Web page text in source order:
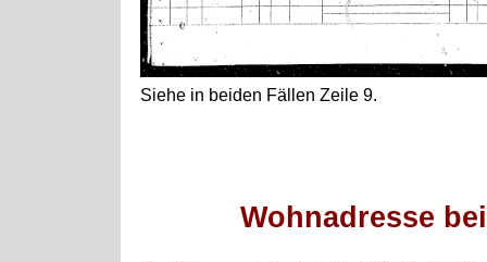
Siehe in beiden Fällen Zeile 9.
Wohnadresse